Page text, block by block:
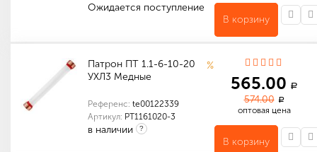
Ожидается поступление
В корзину
Патрон ПТ 1.1-6-10-20
УХЛ3 Медные
Референс: te00122339
Артикул: PT1161020-3
в наличии ?
%
565.00 a
574.00 a
оптовая цена
В корзину